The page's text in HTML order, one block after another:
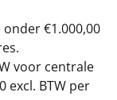
onder €1.000,00
voor centrale
excl. BTW per